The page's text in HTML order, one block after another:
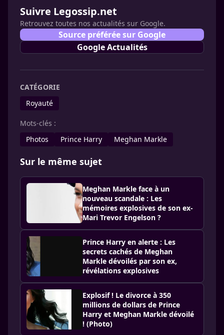
Suivre Legossip.net
Retrouvez toutes nos actualités sur Google.
Source préférée sur Google
Google Actualités
CATÉGORIE
Royauté
Mots-clés :
Photos
Prince Harry Meghan Markle
Sur le même sujet
Meghan Markle face à un
nouveau scandale : Les
mémoires explosives de son ex-
Mari Trevor Engelson ?
Prince Harry en alerte : Les
secrets cachés de Meghan
Markle dévoilés par son ex,
révélations explosives
Explosif ! Le divorce à 350
millions de dollars de Prince
Harry et Meghan Markle dévoilé
! (Photo)